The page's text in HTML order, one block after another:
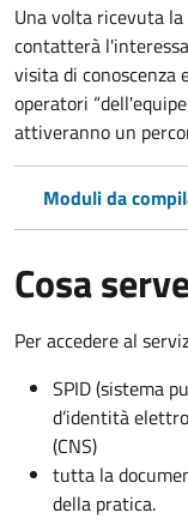
Una volta ricevuta
contatterà
visita di conoscenza
operatori
attiveranno un
Moduli da
Cosa
Per accedere al
SPID (sistema
d’identità
(CNS)
tutta la
della pratica.